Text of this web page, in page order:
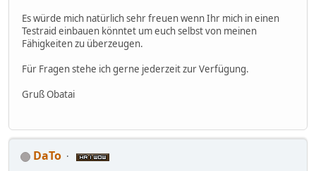
Es würde mich natürlich sehr freuen wenn Ihr mich in einen
Testraid einbauen könntet um euch selbst von meinen
Fähigkeiten zu überzeugen.
Für Fragen stehe ich gerne jederzeit zur Verfügung.
Gruß Obatai
DaTo